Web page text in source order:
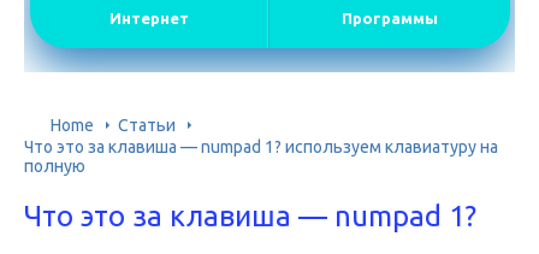
Интернет Программы
Home
Статьи
Что это за клавиша — numpad 1? используем клавиатуру на
полную
Что это за клавиша — numpad 1?